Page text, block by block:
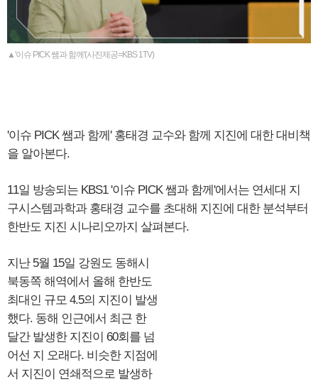
▲'이슈 PICK 쌤과 함께'(사진제공=KBS 1TV)
'이슈 PICK 쌤과 함께' 홍태경 교수와 함께 지진에 대한 대비책
을 알아본다.
11일 방송되는 KBS1 '이슈 PICK 쌤과 함께'에서는 연세대 지
구시스템과학과 홍태경 교수를 초대해 지진에 대한 분석부터
한반도 지진 시나리오까지 살펴본다.
지난 5월 15일 강원도 동해시
북동쪽 해역에서 올해 한반도
최대인 규모 4.5의 지진이 발생
했다. 동해 인근에서 최근 한
달간 발생한 지진이 60회를 넘
어선 지 오래다. 비슷한 지점에
서 지진이 연쇄적으로 발생하